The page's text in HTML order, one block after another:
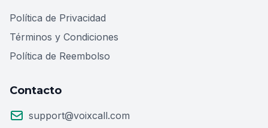
Política de Privacidad
Términos y Condiciones
Política de Reembolso
Contacto
support@voixcall.com